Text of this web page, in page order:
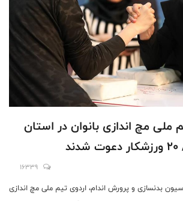
ملی مچ اندازی بانوان در استان
16339
بدنسازی و پرورش اندام، اردوی تیم ملی مچ اندازی